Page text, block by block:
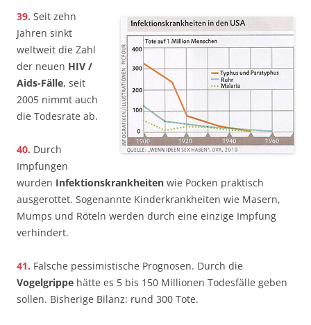
39. Seit zehn
Jahren sinkt
weltweit die Zahl
der neuen HIV /
Aids-Fälle, seit
2005 nimmt auch
die Todesrate ab.
40. Durch
Impfungen
wurden Infektionskrankheiten wie Pocken praktisch
ausgerottet. Sogenannte Kinderkrankheiten wie Masern,
Mumps und Röteln werden durch eine einzige Impfung
verhindert.
41. Falsche pessimistische Prognosen. Durch die
Vogelgrippe hätte es 5 bis 150 Millionen Todesfälle geben
sollen. Bisherige Bilanz: rund 300 Tote.